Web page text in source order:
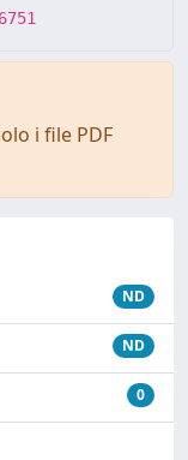
i file PDF
ND
ND
0